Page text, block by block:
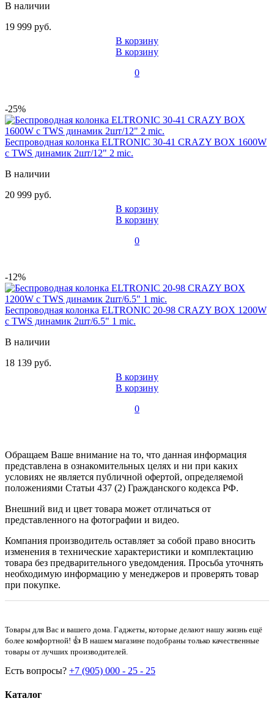
В наличии
19 999 руб.
В корзину
В корзину
0
-25%
Беспроводная колонка ELTRONIC 30-41 CRAZY BOX 1600W
с TWS динамик 2шт/12" 2 mic.
В наличии
20 999 руб.
В корзину
В корзину
0
-12%
Беспроводная колонка ELTRONIC 20-98 CRAZY BOX 1200W
с TWS динамик 2шт/6.5" 1 mic.
В наличии
18 139 руб.
В корзину
В корзину
0
Обращаем Ваше внимание на то, что данная информация
представлена в ознакомительных целях и ни при каких
условиях не является публичной офертой, определяемой
положениями Статьи 437 (2) Гражданского кодекса РФ.
Внешний вид и цвет товара может отличаться от
представленного на фотографии и видео.
Компания производитель оставляет за собой право вносить
изменения в технические характеристики и комплектацию
товара без предварительного уведомдения. Просьба уточнять
необходимую информацию у менеджеров и проверять товар
при покупке.
Товары для Вас и вашего дома. Гаджеты, которые делают нашу жизнь ещё
более комфортной! 👍 В нашем магазине подобраны только качественные
товары от лучших производителей.
Есть вопросы? +7 (905) 000 - 25 - 25
Каталог